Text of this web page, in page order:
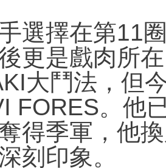
選擇在第11
更是戲肉所
大鬥法，但
FORES。他
得季軍，他
刻印象。